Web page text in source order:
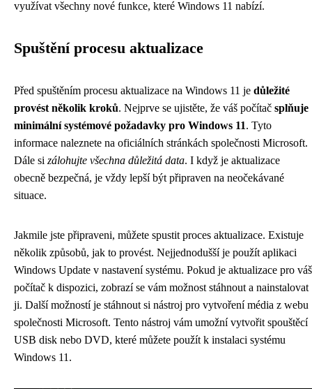
využívat všechny nové funkce, které Windows 11 nabízí.
Spuštění procesu aktualizace
Před spuštěním procesu aktualizace na Windows 11 je důležité
provést několik kroků. Nejprve se ujistěte, že váš počítač splňuje
minimální systémové požadavky pro Windows 11. Tyto
informace naleznete na oficiálních stránkách společnosti Microsoft.
Dále si zálohujte všechna důležitá data. I když je aktualizace
obecně bezpečná, je vždy lepší být připraven na neočekávané
situace.
Jakmile jste připraveni, můžete spustit proces aktualizace. Existuje
několik způsobů, jak to provést. Nejjednodušší je použít aplikaci
Windows Update v nastavení systému. Pokud je aktualizace pro váš
počítač k dispozici, zobrazí se vám možnost stáhnout a nainstalovat
ji. Další možností je stáhnout si nástroj pro vytvoření média z webu
společnosti Microsoft. Tento nástroj vám umožní vytvořit spouštěcí
USB disk nebo DVD, které můžete použít k instalaci systému
Windows 11.